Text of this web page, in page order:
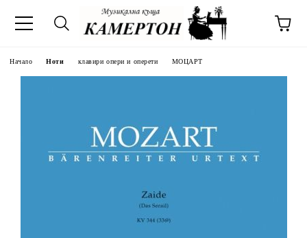
Начало Ноти клавири опери и оперети МОЦАРТ